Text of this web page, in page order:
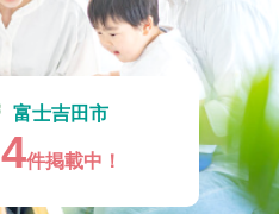
富士吉田市
4件掲載中！